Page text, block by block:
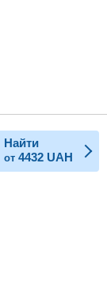
Найти
от 4432 UAH